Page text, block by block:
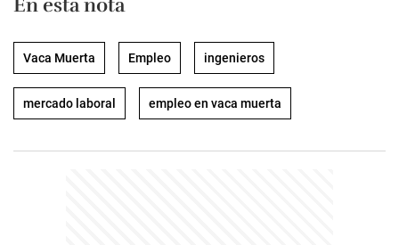
En esta nota
Vaca Muerta Empleo ingenieros
mercado laboral empleo en vaca muerta